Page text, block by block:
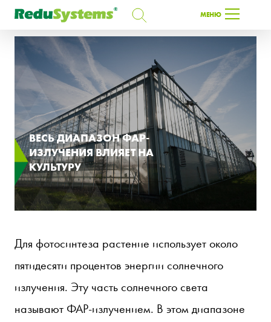
МЕНЮ
ПОИСК
ВЕСЬ ДИАПАЗОН ФАР-
ИЗЛУЧЕНИЯ ВЛИЯЕТ НА
КУЛЬТУРУ
Для фотосинтеза растение использует около
пятидесяти процентов энергии солнечного
излучения. Эту часть солнечного света
называют ФАР-излучением. В этом диапазоне